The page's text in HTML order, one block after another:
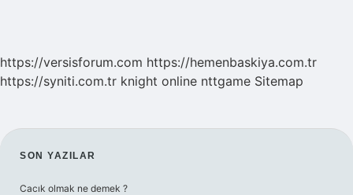
https://versisforum.com https://hemenbaskiya.com.tr
https://syniti.com.tr knight online nttgame Sitemap
SIDEBAR
SON YAZILAR
Cacık olmak ne demek ?